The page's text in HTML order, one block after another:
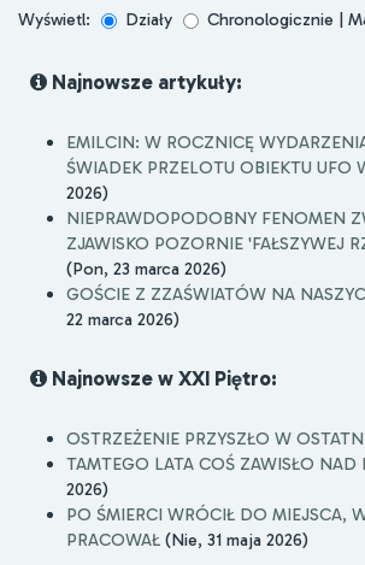
Wyświetl: Działy Chronologicznie |
Najnowsze artykuły:
EMILCIN: W ROCZNICĘ
ŚWIADEK PRZELOTU OBIEKTU UFO
2026)
NIEPRAWDOPODOBNY FENOMEN
ZJAWISKO POZORNIE 'FAŁSZYWEJ
(Pon, 23 marca 2026)
GOŚCIE Z ZZAŚWIATÓW NA
22 marca 2026)
Najnowsze w XXI Piętro:
OSTRZEŻENIE PRZYSZŁO W
TAMTEGO LATA COŚ ZAWISŁO NAD
2026)
PO ŚMIERCI WRÓCIŁ DO MIEJSCA,
PRACOWAŁ (Nie, 31 maja 2026)